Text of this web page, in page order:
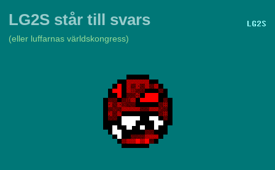
LG2S
LG2S står till svars
(eller luffarnas världskongress)